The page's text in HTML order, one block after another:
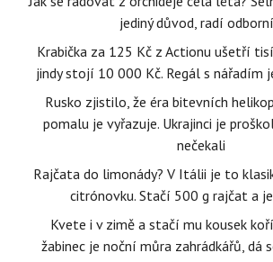
jediný důvod, radí
Krabička za 125 Kč z Actionu ušetří
jindy stojí 10 000 Kč. Regál s nářadím
Rusko zjistilo, že éra bitevních
pomalu je vyřazuje. Ukrajinci je
nečekali
Rajčata do limonády? V Itálii je to
citrónovku. Stačí 500 g rajčat a
Kvete i v zimě a stačí mu kousek
žabinec je noční můra zahrádkářů, dá